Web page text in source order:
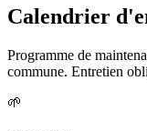
Calendrier
Programme de
commune. Entretien
🌱